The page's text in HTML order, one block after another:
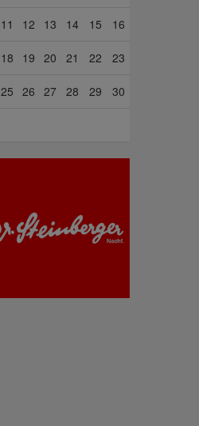
11 12 13 14 15 16
18 19 20 21 22 23
25 26 27 28 29 30